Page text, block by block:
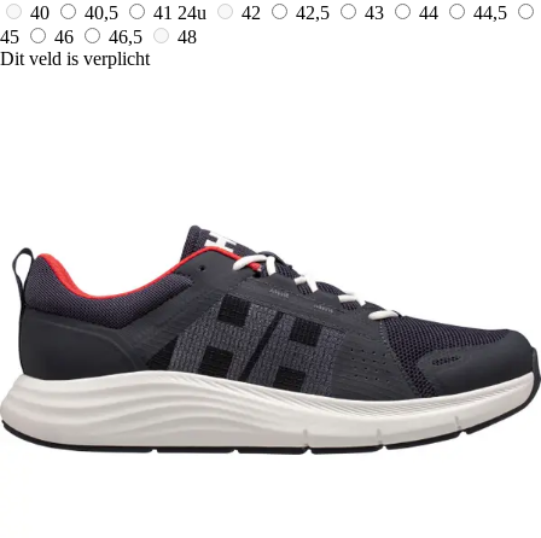
40
40,5 41 24u 42 42,5 43 44
44,5
45
46 46,5
48
Dit veld is verplicht